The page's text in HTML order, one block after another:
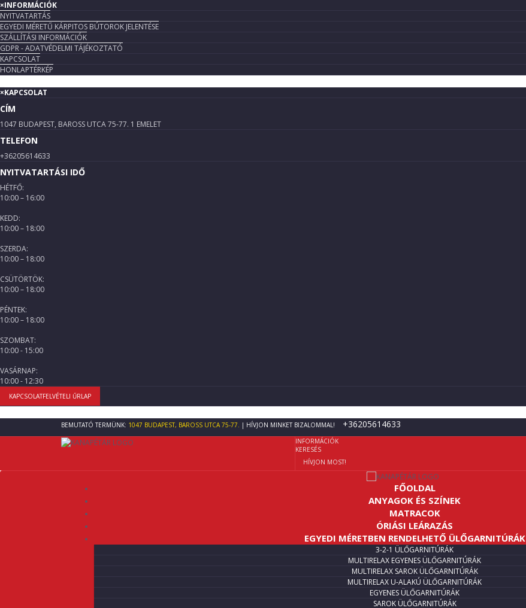
×INFORMÁCIÓK
NYITVATARTÁS
EGYEDI MÉRETŰ KÁRPITOS BÚTOROK JELENTÉSE
SZÁLLÍTÁSI INFORMÁCIÓK
GDPR - ADATVÉDELMI TÁJÉKOZTATÓ
KAPCSOLAT
HONLAPTÉRKÉP
×KAPCSOLAT
CÍM
1047 BUDAPEST, BAROSS UTCA 75-77. 1 EMELET
TELEFON
+36205614633
NYITVATARTÁSI IDŐ
HÉTFŐ:
10:00 – 16:00
KEDD:
10:00 – 18:00
SZERDA:
10:00 – 18:00
CSÜTÖRTÖK:
10:00 – 18:00
PÉNTEK:
10:00 – 18:00
SZOMBAT:
10:00 - 15:00
VASÁRNAP:
10:00 - 12:30
KAPCSOLATFELVÉTELI ŰRLAP
BEMUTATÓ TERMÜNK: 1047 BUDAPEST, BAROSS UTCA 75-77. | HÍVJON MINKET BIZALOMMAL! +36205614633
INFORMÁCIÓK
KERESÉS
HÍVJON MOST!
FŐOLDAL
ANYAGOK ÉS SZÍNEK
MATRACOK
ÓRIÁSI LEÁRAZÁS
EGYEDI MÉRETBEN RENDELHETŐ ÜLŐGARNITÚRÁK
3-2-1 ÜLŐGARNITÚRÁK
MULTIRELAX EGYENES ÜLŐGARNITÚRÁK
MULTIRELAX SAROK ÜLŐGARNITÚRÁK
MULTIRELAX U-ALAKÚ ÜLŐGARNITÚRÁK
EGYENES ÜLŐGARNITÚRÁK
SAROK ÜLŐGARNITÚRÁK